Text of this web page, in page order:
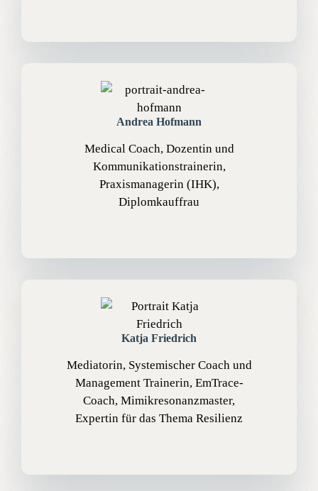
Andrea Hofmann
Medical Coach, Dozentin und
Kommunikationstrainerin,
Praxismanagerin (IHK),
Diplomkauffrau
Katja Friedrich
Mediatorin, Systemischer Coach und
Management Trainerin, EmTrace-
Coach, Mimikresonanzmaster,
Expertin für das Thema Resilienz